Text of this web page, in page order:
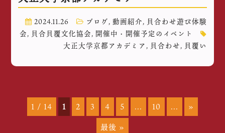
2024.11.26 ブログ, 動画紹介, 貝合わせ遊び体験
会, 貝合貝覆文化協会, 開催中・開催予定のイベント
大正大学京都アカデミア , 貝合わせ, 貝覆い
1 / 14 1 2 3 4 5 ... 10 ...
»
最後 »